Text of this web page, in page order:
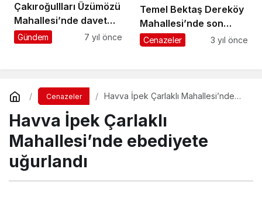
Çakıroğullları Üzümözü
Mahallesi’nde davet
düzenliyor
Gündem 7 yıl önce
Temel Bektaş Dereköy
Mahallesi’nde son
yolculuğuna uğurlandı
Cenazeler 3 yıl önce
Cenazeler
Havva İpek Çarlaklı Mahallesi’nde
Havva İpek Çarlaklı
Mahallesi’nde ebediyete
uğurlandı